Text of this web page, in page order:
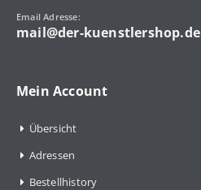
Email Adresse:
mail@der-kuenstlershop.de
Mein Account
Übersicht
Adressen
Bestellhistory